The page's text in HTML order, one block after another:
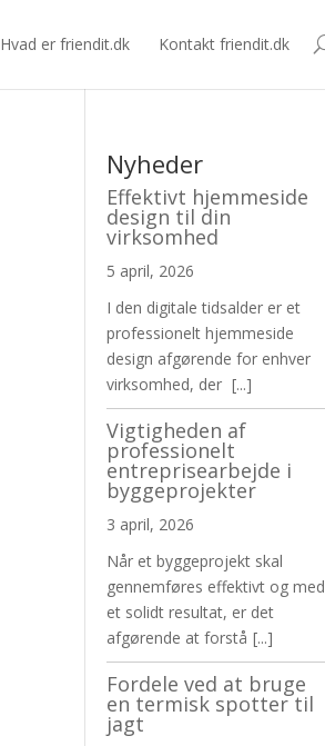
Hvad er friendit.dk Kontakt friendit.dk
Nyheder
Effektivt hjemmeside
design til din
virksomhed
5 april, 2026
I den digitale tidsalder er et
professionelt hjemmeside
design afgørende for enhver
virksomhed, der [...]
Vigtigheden af
professionelt
entreprisearbejde i
byggeprojekter
3 april, 2026
Når et byggeprojekt skal
gennemføres effektivt og med
et solidt resultat, er det
afgørende at forstå [...]
Fordele ved at bruge
en termisk spotter til
jagt